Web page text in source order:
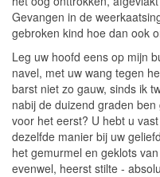
Gevangen in de
gebroken kind hoe dan ook
Leg uw hoofd eens op mijn
navel, met uw wang tegen
barst niet zo gauw, sinds ik
nabij de duizend graden
voor het eerst? U hebt u
dezelfde manier bij uw
het gemurmel en geklots
evenwel, heerst stilte -